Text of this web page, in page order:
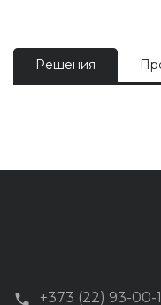
Решения
+373 (22) 93-00-